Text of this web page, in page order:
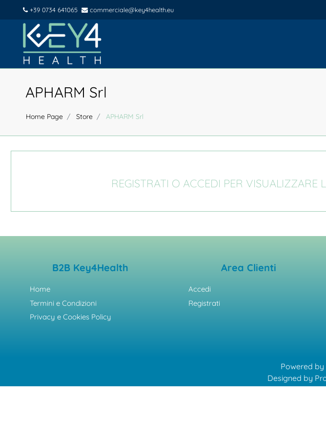
+39 0734 641065 commerciale@key4health.eu
APHARM Srl
Home Page Store APHARM Srl
REGISTRATI O ACCEDI PER VISUALIZZARE
B2B Key4Health
Home
Termini e Condizioni
Privacy e Cookies Policy
Area Clienti
Accedi
Registrati
Powered by
Designed by